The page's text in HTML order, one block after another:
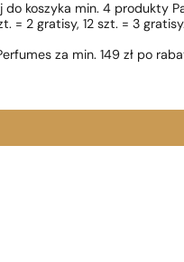
do koszyka min. 4 produkty
= 2 gratisy, 12 szt. = 3
za min. 149 zł po